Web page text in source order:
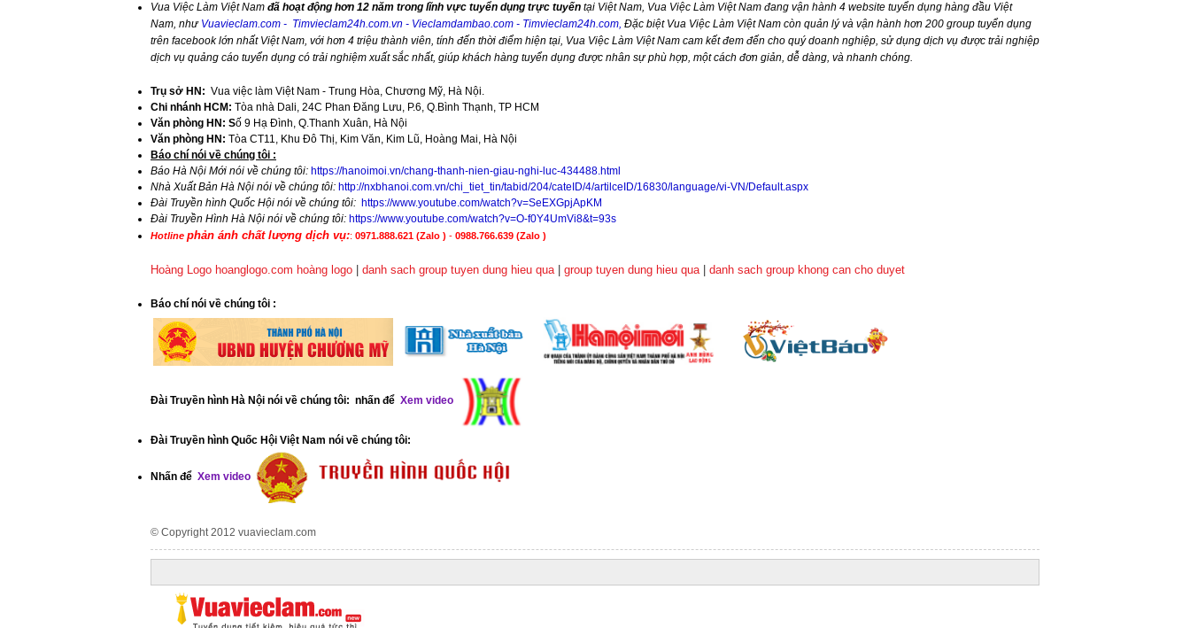
Vua Việc Làm Việt Nam đã hoạt động hơn 12 năm trong lĩnh vực tuyển dụng trực tuyến tại Việt Nam, Vua Việc Làm Việt Nam đang vận hành 4 website tuyển dụng hàng đầu Việt
Nam, như Vuavieclam.com - Timvieclam24h.com.vn - Vieclamdambao.com - Timvieclam24h.com, Đặc biệt Vua Việc Làm Việt Nam còn quản lý và vận hành hơn 200 group tuyển dụng
trên facebook lớn nhất Việt Nam, với hơn 4 triệu thành viên, tính đến thời điểm hiện tại, Vua Việc Làm Việt Nam cam kết đem đến cho quý doanh nghiệp, sử dụng dịch vụ được trải nghiệp
dịch vụ quảng cáo tuyển dụng có trải nghiệm xuất sắc nhất, giúp khách hàng tuyển dụng được nhân sự phù hợp, một cách đơn giản, dễ dàng, và nhanh chóng.
Trụ sở HN: Vua việc làm Việt Nam - Trung Hòa, Chương Mỹ, Hà Nội.
Chi nhánh HCM: Tòa nhà Dali, 24C Phan Đăng Lưu, P.6, Q.Bình Thạnh, TP HCM
Văn phòng HN: Số 9 Hạ Đình, Q.Thanh Xuân, Hà Nội
Văn phòng HN: Tòa CT11, Khu Đô Thị, Kim Văn, Kim Lũ, Hoàng Mai, Hà Nội
​Báo chí nói về chúng tôi :
Báo Hà Nội Mới nói về chúng tôi: https://hanoimoi.vn/chang-thanh-nien-giau-nghi-luc-434488.html
Nhà Xuất Bản Hà Nội nói về chúng tôi: http://nxbhanoi.com.vn/chi_tiet_tin/tabid/204/cateID/4/artilceID/16830/language/vi-VN/Default.aspx
Đài Truyền hình Quốc Hội nói về chúng tôi: https://www.youtube.com/watch?v=SeEXGpjApKM
Đài Truyền Hình Hà Nội nói về chúng tôi: https://www.youtube.com/watch?v=O-f0Y4UmVi8&t=93s
Hotline phản ánh chất lượng dịch vụ:: 0971.888.621 (Zalo ) - 0988.766.639 (Zalo )
Hoàng Logo hoanglogo.com hoàng logo danh sach group tuyen dung hieu qua| group tuyen dung hieu qua| danh sach group khong can cho duyet
​Báo chí nói về chúng tôi :
Đài Truyền hình Hà Nội nói về chúng tôi: nhấn để Xem video
Đài Truyền hình Quốc Hội Việt Nam nói về chúng tôi:
Nhấn để Xem video
© Copyright 2012 vuavieclam.com